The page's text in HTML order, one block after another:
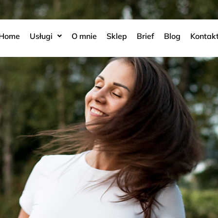
Usługi O mnie Sklep Brief Blog